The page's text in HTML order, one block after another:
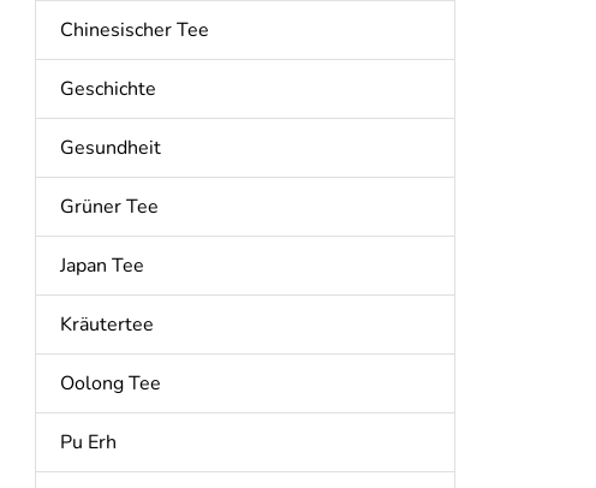
Chinesischer Tee
Geschichte
Gesundheit
Grüner Tee
Japan Tee
Kräutertee
Oolong Tee
Pu Erh